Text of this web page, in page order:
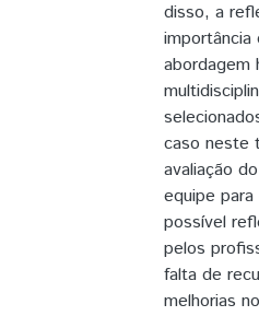
disso, a
abordagem
caso neste
avaliação
equipe
possível
pelos
falta de
melhorias